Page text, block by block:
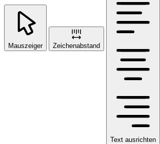
Mauszeiger Zeichenabstand
Text ausrichten